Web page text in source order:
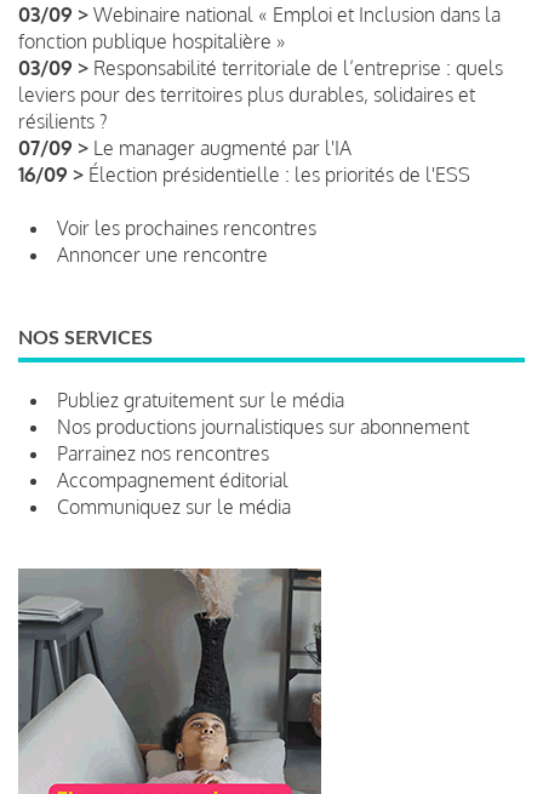
03/09 > Webinaire national « Emploi et Inclusion dans la
fonction publique hospitalière »
03/09 > Responsabilité territoriale de l’entreprise : quels
leviers pour des territoires plus durables, solidaires et
résilients ?
07/09 > Le manager augmenté par l'IA
16/09 > Élection présidentielle : les priorités de l'ESS
Voir les prochaines rencontres
Annoncer une rencontre
NOS SERVICES
Publiez gratuitement sur le média
Nos productions journalistiques sur abonnement
Parrainez nos rencontres
Accompagnement éditorial
Communiquez sur le média